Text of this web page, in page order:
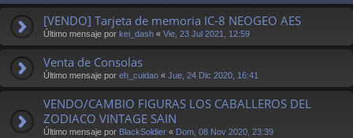
[VENDO] Tarjeta de memoria IC-8 NEOGEO AES
Último mensaje por kei_dash « Vie, 23 Jul 2021, 12:59
Venta de Consolas
Último mensaje por eh_cuidao « Jue, 24 Dic 2020, 16:41
VENDO/CAMBIO FIGURAS LOS CABALLEROS DEL
ZODIACO VINTAGE SAIN
Último mensaje por BlackSoldier « Dom, 08 Nov 2020, 23:39